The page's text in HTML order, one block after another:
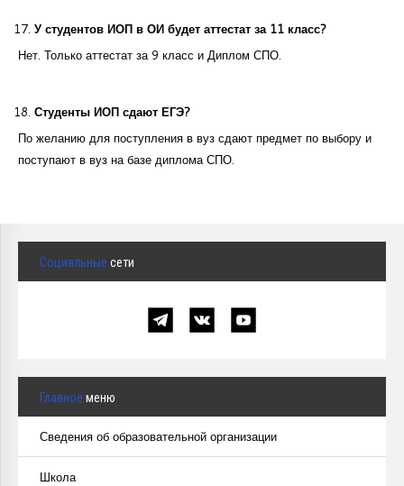
У студентов ИОП в ОИ будет аттестат за 11 класс?
Нет. Только аттестат за 9 класс и Диплом СПО.
Студенты ИОП сдают ЕГЭ?
По желанию для поступления в вуз сдают предмет по выбору и
поступают в вуз на базе диплома СПО.
Социальные сети
Главное меню
Сведения об образовательной организации
Школа